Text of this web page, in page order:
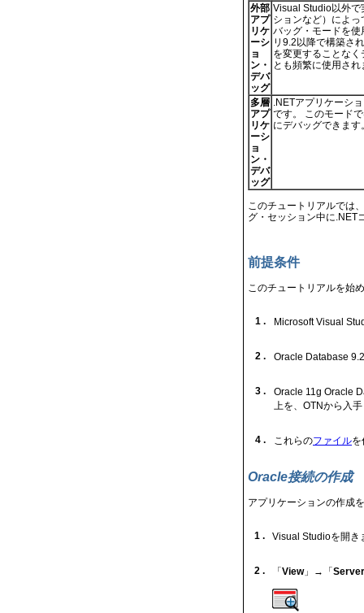
外部
アプ
リケ
ーシ
ョ
ン・
デバ
ッグ
Visual Studio以外で
ションなど）によ
バッグ・モードを
リ9.2以降で構築さ
を変更することな
とも頻繁に使用され
多層
アプ
リケ
ーシ
ョ
ン・
デバ
ッグ
.NETアプリケーシ
です。 このモード
にデバッグできま
このチュートリアルでは
グ・セッション中に.NET
前提条件
このチュートリアルを始
1 . Microsoft Visual
2 . Oracle Database
3 .
Oracle 11g Oracle
上を、OTNから入
4 . これらのファイル
Oracle接続の作成
アプリケーションの作成
1 . Visual Studioを開き
2 . 「 View」→「